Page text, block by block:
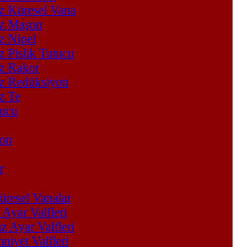
Küresel Vana
Maşon
Nipel
Pislik Tutucu
Rakor
Redüksiyon
Te
Vanalar
Ayar Valfleri
Ayar Valfleri
Valfleri